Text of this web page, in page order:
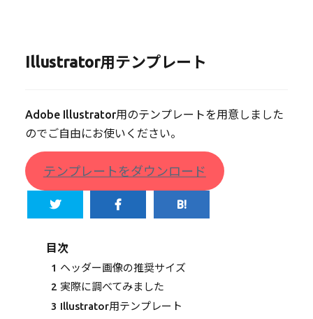
Illustrator用テンプレート
Adobe Illustrator用のテンプレートを用意しました
のでご自由にお使いください。
テンプレートをダウンロード
目次
1 ヘッダー画像の推奨サイズ
2 実際に調べてみました
3 Illustrator用テンプレート